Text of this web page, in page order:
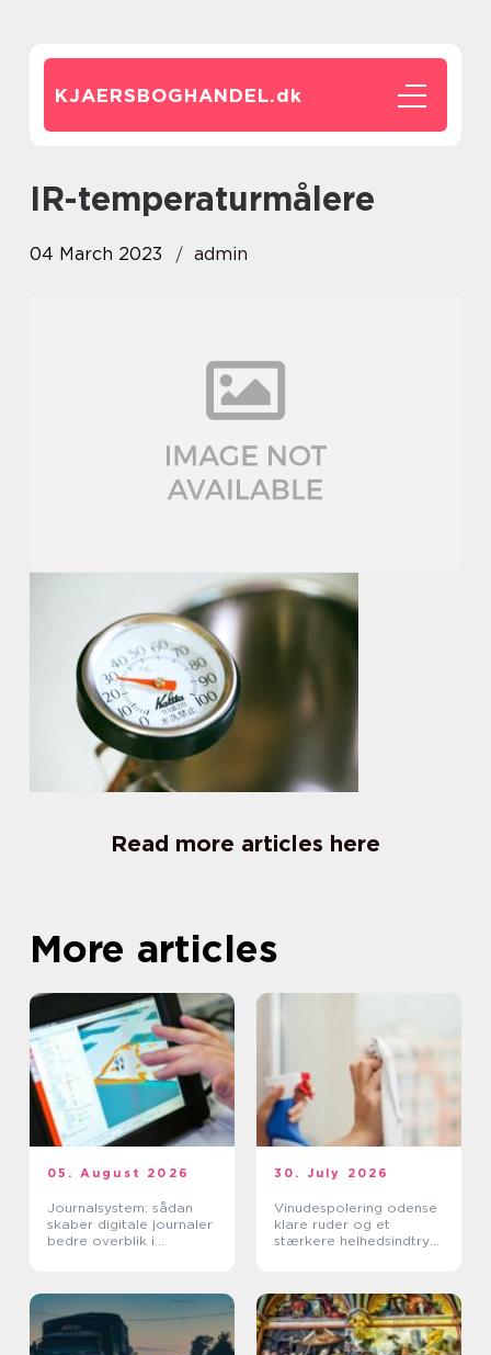
KJAERSBOGHANDEL.dk
IR-temperaturmålere
04 March 2023 admin
Read more articles here
More articles
05. August 2026
Journalsystem: sådan
skaber digitale journaler
bedre overblik i
30. July 2026
Vinudespolering odense
klare ruder og et
stærkere helhedsindtryk